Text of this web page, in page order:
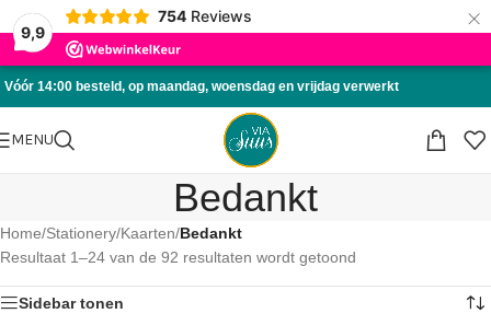
9,9
754 Reviews ×
Skip to navigation
Skip to main content
Vóór 14:00 besteld, op maandag, woensdag en vrijdag verwerkt
MENU
Bedankt
Home/Stationery/Kaarten/Bedankt
Resultaat 1–24 van de 92 resultaten wordt getoond
Sidebar tonen